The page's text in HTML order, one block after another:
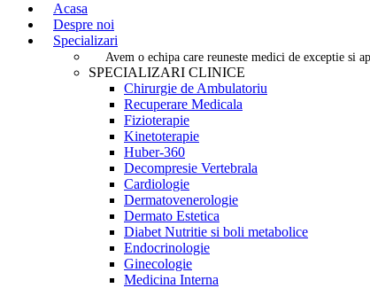
Acasa
Despre noi
Specializari
Avem o echipa care reuneste medici de exceptie si
SPECIALIZARI CLINICE
Chirurgie de Ambulatoriu
Recuperare Medicala
Fizioterapie
Kinetoterapie
Huber-360
Decompresie Vertebrala
Cardiologie
Dermatovenerologie
Dermato Estetica
Diabet Nutritie si boli metabolice
Endocrinologie
Ginecologie
Medicina Interna